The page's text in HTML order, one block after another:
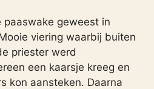
geweest in
viering waarbij buiten
priester werd
een kaarsje kreeg en
kon aansteken. Daarna